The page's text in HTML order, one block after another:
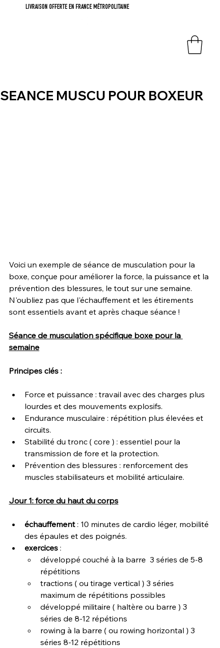
LIVRAISON OFFERTE EN FRANCE MÉTROPOLITAINE
SEANCE MUSCU POUR BOXEUR
Voici un exemple de séance de musculation pour la
boxe, conçue pour améliorer la force, la puissance et la
prévention des blessures, le tout sur une semaine.
N'oubliez pas que l'échauffement et les étirements
sont essentiels avant et après chaque séance !
Séance de musculation spécifique boxe pour la
semaine
Principes clés :
Force et puissance : travail avec des charges plus
lourdes et des mouvements explosifs.
Endurance musculaire : répétition plus élevées et
circuits.
Stabilité du tronc ( core ) : essentiel pour la
transmission de fore et la protection.
Prévention des blessures : renforcement des
muscles stabilisateurs et mobilité articulaire.
Jour 1: force du haut du corps
échauffement : 10 minutes de cardio léger, mobilité
des épaules et des poignés.
exercices :
développé couché à la barre  3 séries de 5-8
répétitions
tractions ( ou tirage vertical ) 3 séries
maximum de répétitions possibles
développé militaire ( haltère ou barre ) 3
séries de 8-12 répétions
rowing à la barre ( ou rowing horizontal ) 3
séries 8-12 répétitions